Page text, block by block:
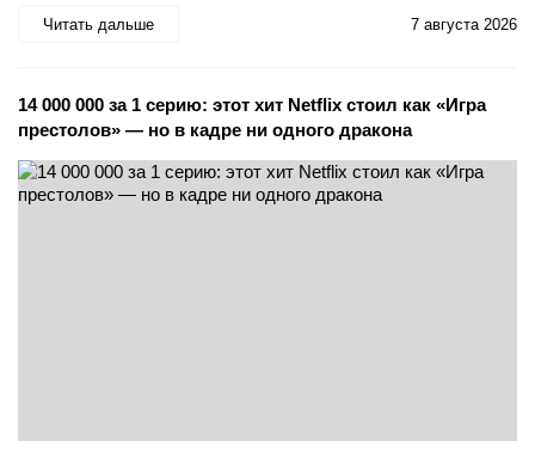
Читать дальше 7 августа 2026
14 000 000 за 1 серию: этот хит Netflix стоил как «Игра
престолов» — но в кадре ни одного дракона